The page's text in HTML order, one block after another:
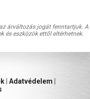
árváltozás jogát fenntartjuk. A
és eszközök ettől eltérhetnek.
Adatvédelem